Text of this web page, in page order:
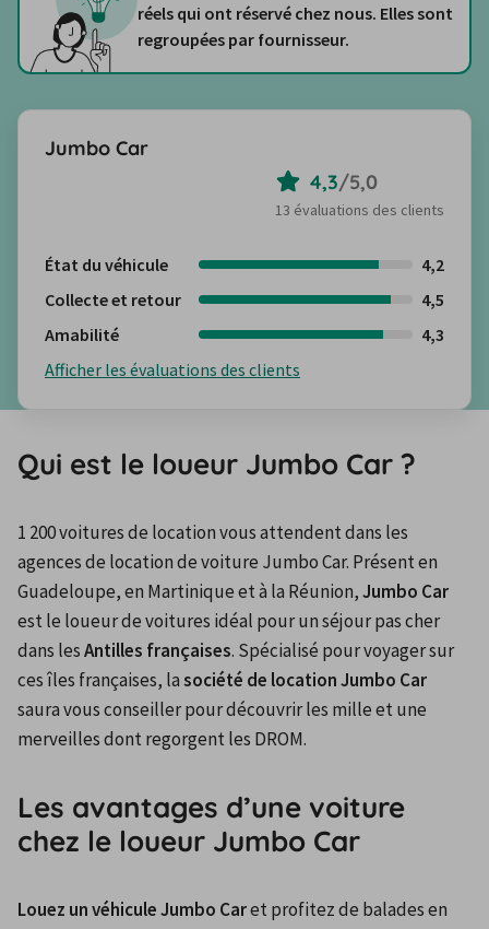
réels qui ont réservé chez nous. Elles sont
regroupées par fournisseur.
Jumbo Car
4,3/5,0
13 évaluations des clients
État du véhicule
4,2
Collecte et retour
4,5
Amabilité
4,3
Afficher les évaluations des clients
Qui est le loueur Jumbo Car ?
1 200 voitures de location vous attendent dans les
agences de location de voiture Jumbo Car. Présent en
Guadeloupe, en Martinique et à la Réunion, Jumbo Car
est le loueur de voitures idéal pour un séjour pas cher
dans les Antilles françaises. Spécialisé pour voyager sur
ces îles françaises, la société de location Jumbo Car
saura vous conseiller pour découvrir les mille et une
merveilles dont regorgent les DROM.
Les avantages d’une voiture
chez le loueur Jumbo Car
Louez un véhicule Jumbo Car et profitez de balades en